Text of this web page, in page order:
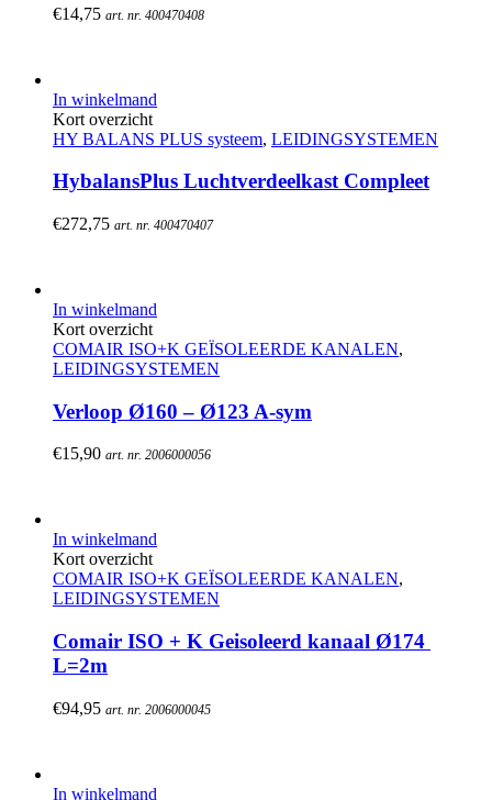
€14,75 art. nr. 400470408
In winkelmand
Kort overzicht
HY BALANS PLUS systeem, LEIDINGSYSTEMEN
HybalansPlus Luchtverdeelkast Compleet
€272,75 art. nr. 400470407
In winkelmand
Kort overzicht
COMAIR ISO+K GEÏSOLEERDE KANALEN,
LEIDINGSYSTEMEN
Verloop Ø160 – Ø123 A-sym
€15,90 art. nr. 2006000056
In winkelmand
Kort overzicht
COMAIR ISO+K GEÏSOLEERDE KANALEN,
LEIDINGSYSTEMEN
Comair ISO + K Geisoleerd kanaal Ø174
L=2m
€94,95 art. nr. 2006000045
In winkelmand